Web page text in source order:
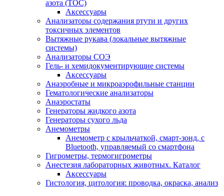
азота (ТОС)
Аксессуары
Анализаторы содержания ртути и других
токсичных элементов
Вытяжные рукава (локальные вытяжные
системы)
Анализаторы СОЭ
Гель- и хемидокументирующие системы
Аксессуары
Анаэробные и микроаэрофильные станции
Гематологические анализаторы
Анаэростаты
Генераторы жидкого азота
Генераторы сухого льда
Анемометры
Анемометр с крыльчаткой, смарт-зонд, с
Bluetooth, управляемый со смартфона
Гигрометры, термогигрометры
Анестезия лабораторных животных. Каталог
Аксессуары
Гистология, цитология: проводка, окраска, анализ